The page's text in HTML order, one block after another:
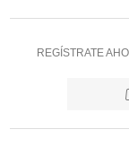
REGÍSTRATE